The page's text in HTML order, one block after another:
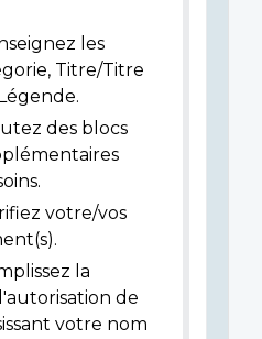
les
Titre/Titre
des blocs
votre/vos
la
de
votre nom